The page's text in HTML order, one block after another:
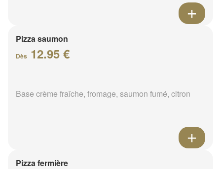
Pizza saumon
Dès 12.95 €
Base crème fraîche, fromage, saumon fumé, citron
Pizza fermière